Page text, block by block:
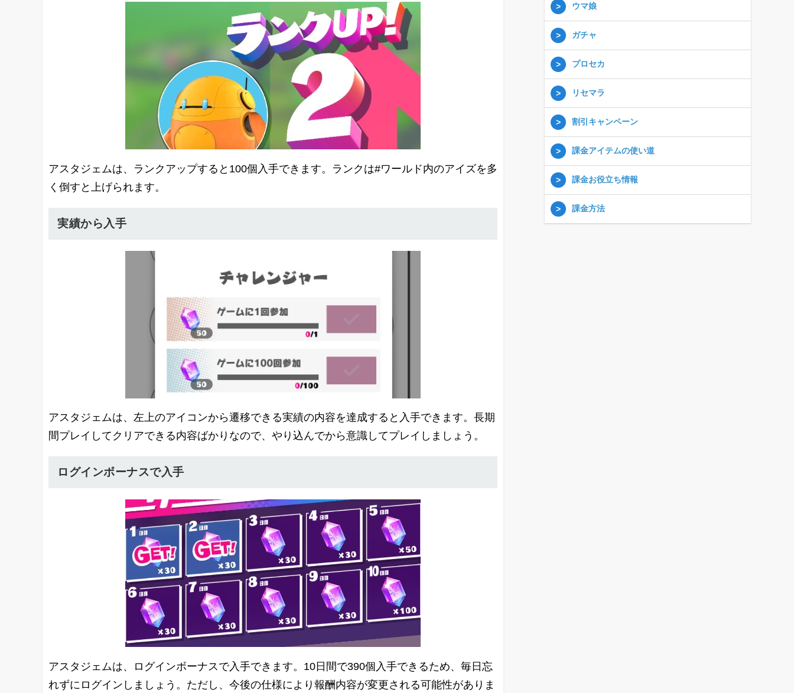
アスタジェムは、ランクアップすると100個入手できます。ランクは#ワールド内のアイズを多
く倒すと上げられます。
実績から入手
アスタジェムは、左上のアイコンから遷移できる実績の内容を達成すると入手できます。長期
間プレイしてクリアできる内容ばかりなので、やり込んでから意識してプレイしましょう。
ログインボーナスで入手
アスタジェムは、ログインボーナスで入手できます。10日間で390個入手できるため、毎日忘
れずにログインしましょう。ただし、今後の仕様により報酬内容が変更される可能性がありま
ウマ娘
ガチャ
プロセカ
リセマラ
割引キャンペーン
課金アイテムの使い道
課金お役立ち情報
課金方法